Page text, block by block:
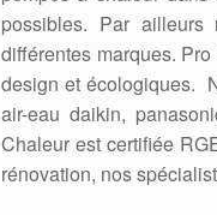
possibles. Par
différentes marques.
design et écologiques.
air-eau daikin,
Chaleur est certifiée
rénovation, nos